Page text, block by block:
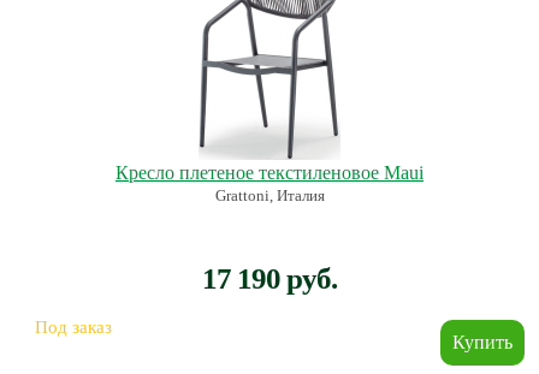
Кресло плетеное текстиленовое Maui
Grattoni, Италия
17 190 руб.
Под заказ